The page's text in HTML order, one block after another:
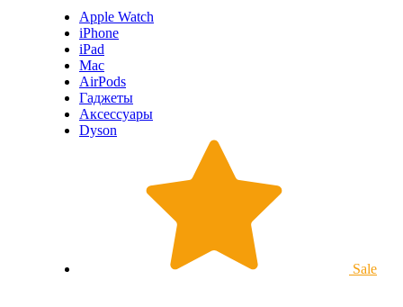
Apple Watch
iPhone
iPad
Mac
AirPods
Гаджеты
Аксессуары
Dyson
Sale